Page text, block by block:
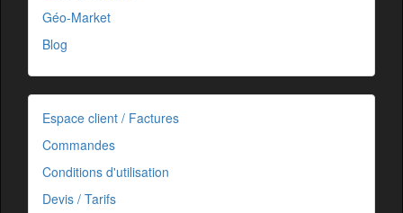
Géo-Market
Blog
Espace client / Factures
Commandes
Conditions d'utilisation
Devis / Tarifs